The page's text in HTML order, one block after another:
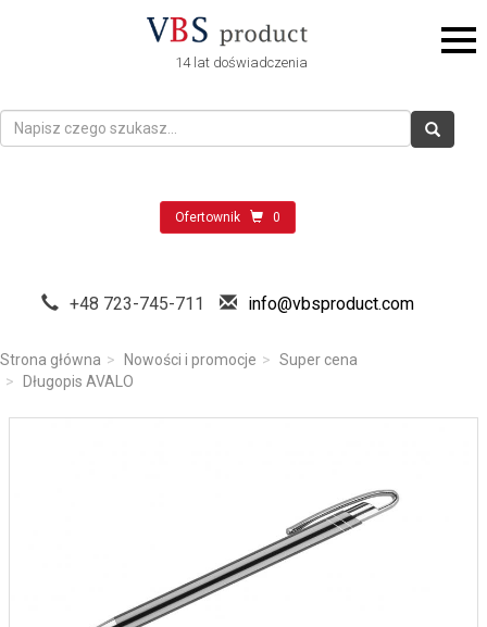
14 lat doświadczenia
Ofertownik 0
+48 723-745-711 info@vbsproduct.com
Strona główna Nowości i promocje
Super cena
Długopis AVALO